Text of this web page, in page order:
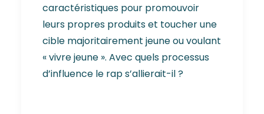
caractéristiques pour promouvoir
leurs propres produits et toucher une
cible majoritairement jeune ou voulant
« vivre jeune ». Avec quels processus
d’influence le rap s’allierait-il ?